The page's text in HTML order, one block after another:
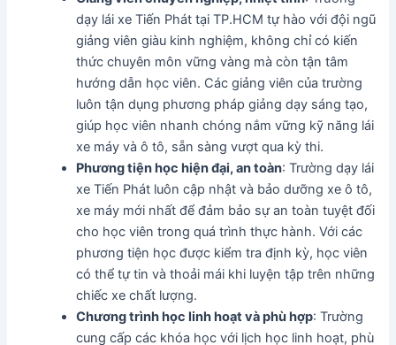
dạy lái xe Tiến Phát tại TP.HCM tự hào với đội ngũ
giảng viên giàu kinh nghiệm, không chỉ có kiến
thức chuyên môn vững vàng mà còn tận tâm
hướng dẫn học viên. Các giảng viên của trường
luôn tận dụng phương pháp giảng dạy sáng tạo,
giúp học viên nhanh chóng nắm vững kỹ năng lái
xe máy và ô tô, sẵn sàng vượt qua kỳ thi.
Phương tiện học hiện đại, an toàn: Trường dạy lái
xe Tiến Phát luôn cập nhật và bảo dưỡng xe ô tô,
xe máy mới nhất để đảm bảo sự an toàn tuyệt đối
cho học viên trong quá trình thực hành. Với các
phương tiện học được kiểm tra định kỳ, học viên
có thể tự tin và thoải mái khi luyện tập trên những
chiếc xe chất lượng.
Chương trình học linh hoạt và phù hợp: Trường
cung cấp các khóa học với lịch học linh hoạt, phù